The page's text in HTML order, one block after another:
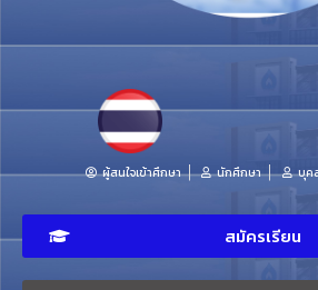
ผู้สนใจเข้าศึกษา นักศึกษา บุค
สมัครเรียน